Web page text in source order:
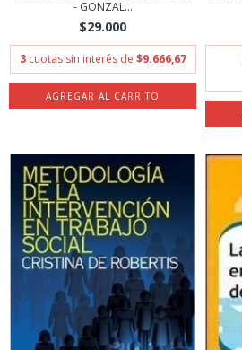
- GONZAL...
$29.000
3 cuotas sin interés de $9.666,67